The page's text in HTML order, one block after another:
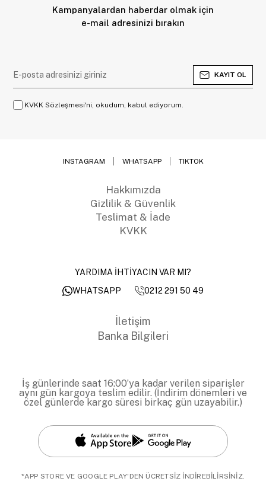
Kampanyalardan haberdar olmak için
e-mail adresinizi bırakın
KAYIT OL
KVKK Sözleşmesi'ni, okudum, kabul ediyorum.
INSTAGRAM WHATSAPP TIKTOK
Hakkımızda
Gizlilik & Güvenlik
Teslimat & İade
KVKK
YARDIMA İHTİYACIN VAR MI?
WHATSAPP
0212 291 50 49
İletişim
Banka Bilgileri
İş günlerinde saat 16:00’ya kadar verilen siparişler
aynı gün kargoya teslim edilir. (İndirim dönemleri ve
özel günlerde kargo süresi birkaç gün uzayabilir.)
*APP STORE VE GOOGLE PLAY'DEN ÜCRETSİZ İNDİREBİLİRSİNİZ.